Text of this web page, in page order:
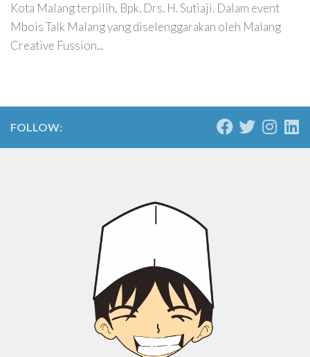
Kota Malang terpilih, Bpk. Drs. H. Sutiaji. Dalam event
Mbois Talk Malang yang diselenggarakan oleh Malang
Creative Fussion...
FOLLOW: